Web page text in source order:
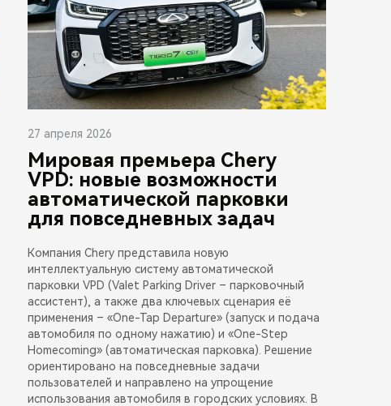
27 апреля 2026
Мировая премьера Chery
VPD: новые возможности
автоматической парковки
для повседневных задач
Компания Chery представила новую
интеллектуальную систему автоматической
парковки VPD (Valet Parking Driver – парковочный
ассистент), а также два ключевых сценария её
применения – «One-Tap Departure» (запуск и подача
автомобиля по одному нажатию) и «One-Step
Homecoming» (автоматическая парковка). Решение
ориентировано на повседневные задачи
пользователей и направлено на упрощение
использования автомобиля в городских условиях. В